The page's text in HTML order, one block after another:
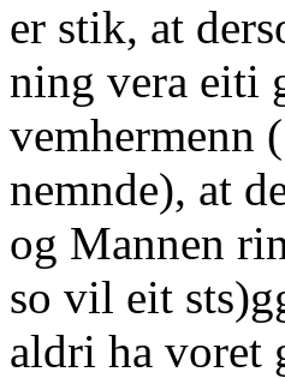
er stik, at
ning vera eiti
vemhermenn
nemnde), at
og Mannen
so vil eit
aldri ha voret